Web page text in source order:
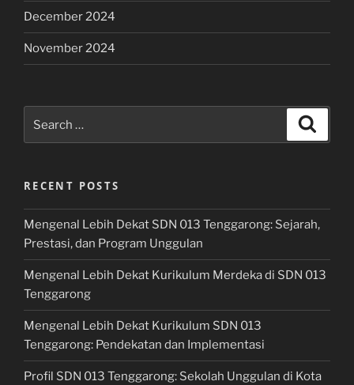
December 2024
November 2024
for:
RECENT POSTS
Mengenal Lebih Dekat SDN 013 Tenggarong: Sejarah,
Prestasi, dan Program Unggulan
Mengenal Lebih Dekat Kurikulum Merdeka di SDN 013
Tenggarong
Mengenal Lebih Dekat Kurikulum SDN 013
Tenggarong: Pendekatan dan Implementasi
Profil SDN 013 Tenggarong: Sekolah Unggulan di Kota